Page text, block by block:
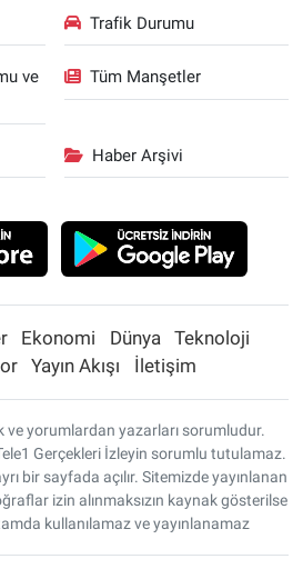
Trafik Durumu
ve
Tüm Manşetler
Haber Arşivi
Ekonomi Dünya
Teknoloji
Yayın Akışı İletişim
ve yorumlardan yazarları sorumludur.
Gerçekleri İzleyin sorumlu tutulamaz.
bir sayfada açılır. Sitemizde yayınlanan
izin alınmaksızın kaynak gösterilse
kullanılamaz ve yayınlanamaz